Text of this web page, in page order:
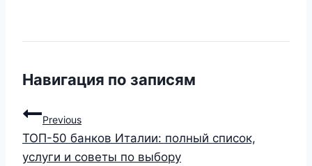
Навигация по записям
Previous
ТОП-50 банков Италии: полный список,
услуги и советы по выбору